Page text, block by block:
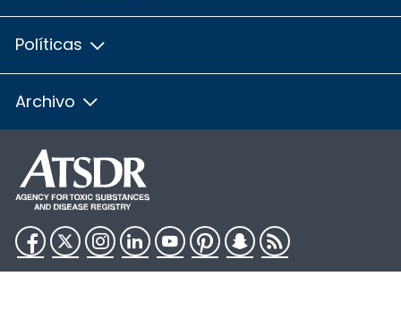
Políticas
Archivo
Facebook
TwitterInstagram
LinkedInYouTubePinterestSnapchat
RSS